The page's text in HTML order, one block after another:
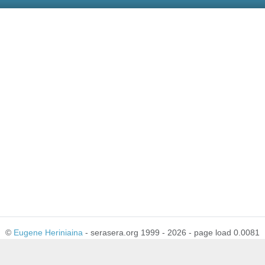
© Eugene Heriniaina - serasera.org 1999 - 2026 - page load 0.0081